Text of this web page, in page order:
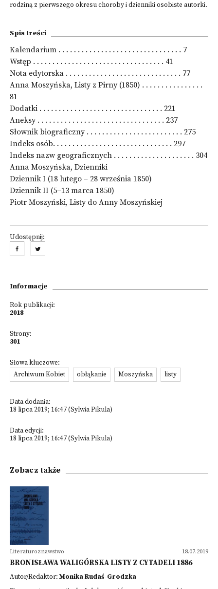
rodziną z pierwszego okresu choroby i dzienniki osobiste autorki.
Spis treści
Kalendarium . . . . . . . . . . . . . . . . . . . . . . . . . . . . . . . . 7
Wstęp . . . . . . . . . . . . . . . . . . . . . . . . . . . . . . . . . . 41
Nota edytorska . . . . . . . . . . . . . . . . . . . . . . . . . . . . . . 77
Anna Moszyńska, Listy z Pirny (1850) . . . . . . . . . . . . . . . .
81
Dodatki . . . . . . . . . . . . . . . . . . . . . . . . . . . . . . . . 221
Aneksy . . . . . . . . . . . . . . . . . . . . . . . . . . . . . . . . . 237
Słownik biograficzny . . . . . . . . . . . . . . . . . . . . . . . . . 275
Indeks osób. . . . . . . . . . . . . . . . . . . . . . . . . . . . . . . 297
Indeks nazw geograficznych . . . . . . . . . . . . . . . . . . . . . 304
Anna Moszyńska, Dzienniki
Dziennik I (18 lutego – 28 września 1850)
Dziennik II (5–13 marca 1850)
Piotr Moszyński, Listy do Anny Moszyńskiej
Udostępnij:
Informacje
Rok publikacji:
2018
Strony:
301
Słowa kluczowe:
Archiwum Kobiet
obłąkanie Moszyńska listy
Data dodania:
18 lipca 2019; 16:47 (Sylwia Pikula)
Data edycji:
18 lipca 2019; 16:47 (Sylwia Pikula)
Zobacz także
18.07.2019
Literaturoznawstwo
BRONISŁAWA WALIGÓRSKA LISTY Z CYTADELI 1886
Autor/Redaktor:Monika Rudaś-Grodzka